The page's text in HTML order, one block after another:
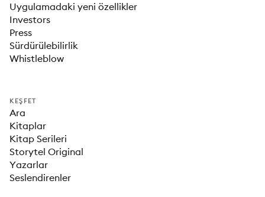
Uygulamadaki yeni özellikler
Investors
Press
Sürdürülebilirlik
Whistleblow
KEŞFET
Ara
Kitaplar
Kitap Serileri
Storytel Original
Yazarlar
Seslendirenler